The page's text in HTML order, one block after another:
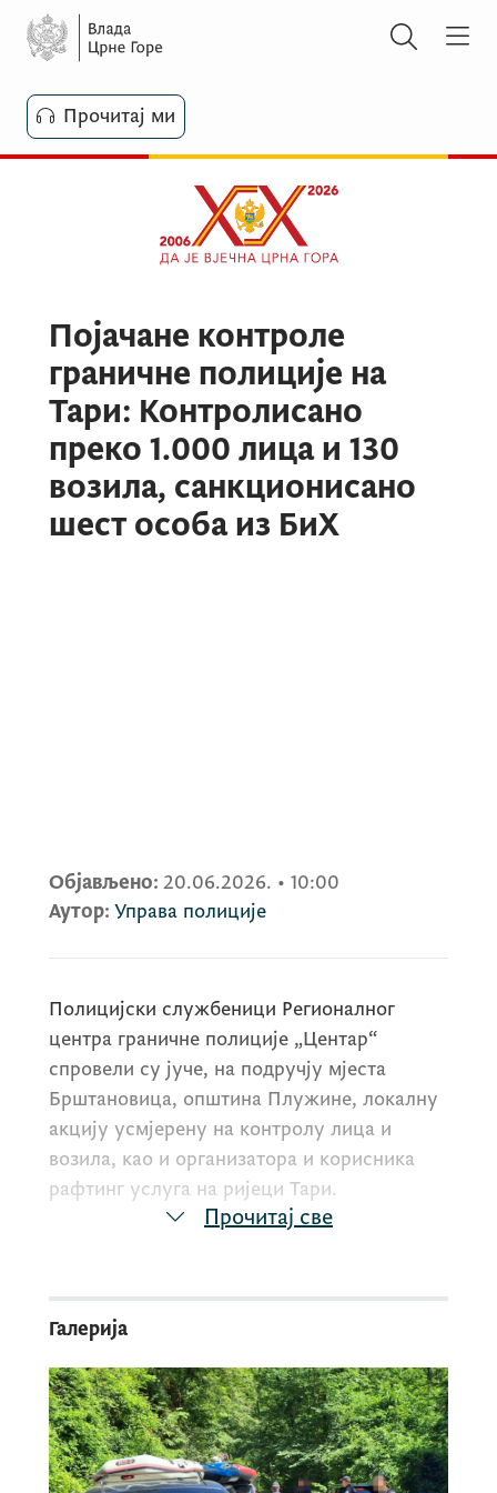
Прочитај ми
Појачане контроле
граничне полиције на
Тари: Контролисано
преко 1.000 лица и 130
возила, санкционисано
шест особа из БиХ
Објављено: 20.06.2026. • 10:00
Аутор: Управа полиције
Полицијски службеници Регионалног
центра граничне полиције „Центар“
спровели су јуче, на подручју мјеста
Брштановица, општина Плужине, локалну
акцију усмјерену на контролу лица и
возила, као и организатора и корисника
рафтинг услуга на ријеци Тари.
појачаних активности граничне полиције
на подручју државне границе са Босном и
Херцеговином, с обзиром на то да се
рафтинг као туристичка дјелатност одвија
у непосредној близини граничног појаса и
окупља велики број домаћих и страних
држављана. Циљ ових активности је
Прочитај све
Галерија